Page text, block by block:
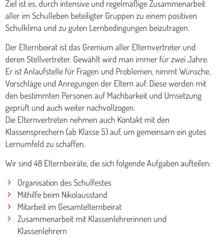
Ziel ist es, durch intensive und regelmäßige Zusammenarbeit
aller im Schulleben beteiligter Gruppen zu einem positiven
Schulklima und zu guten Lernbedingungen beizutragen.
Der Elternbeirat ist das Gremium aller Elternvertreter und
deren Stellvertreter. Gewählt wird man immer für zwei Jahre.
Er ist Anlaufstelle für Fragen und Problemen, nimmt Wünsche,
Vorschläge und Anregungen der Eltern auf. Diese werden mit
den bestimmten Personen auf Machbarkeit und Umsetzung
geprüft und auch weiter nachvollzogen.
Die Elternvertreten nehmen auch Kontakt mit den
Klassensprechern (ab Klasse 5) auf, um gemeinsam ein gutes
Lernumfeld zu schaffen.
Wir sind 48 Elternbeiräte, die sich folgende Aufgaben aufteilen:
Organisation des Schulfestes
Mithilfe beim Nikolausstand
Mitarbeit im Gesamtelternbeirat
Zusammenarbeit mit Klassenlehrerinnen und
Klassenlehrern